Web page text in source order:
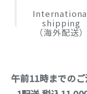
shipping
（海外配送）
午前11時までの